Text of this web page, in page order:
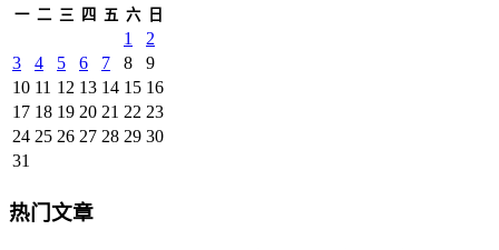
一 二 三 四 五 六 日
1
2
3
4 5 6 7 8
9
10 11 12 13 14 15 16
17 18 19 20 21 22 23
24 25 26 27 28 29 30
31
热门文章